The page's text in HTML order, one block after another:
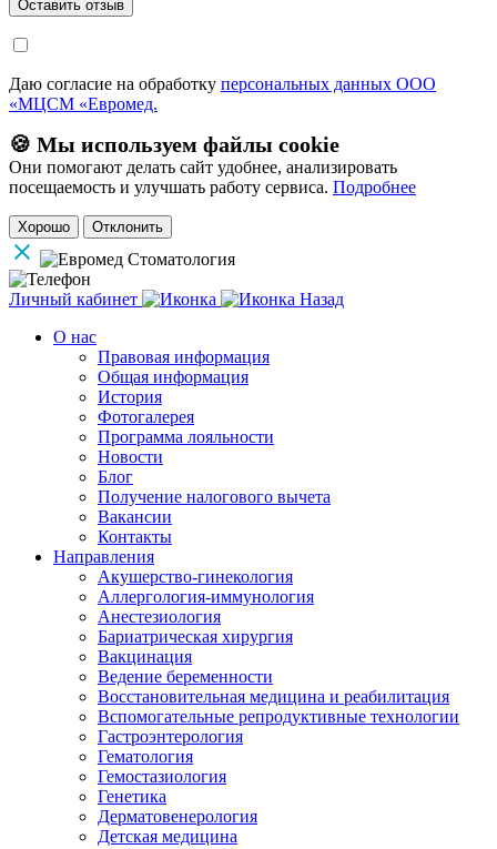
Даю согласие на обработку персональных данных ООО
«МЦСМ «Евромед.
🍪 Мы используем файлы cookie
Они помогают делать сайт удобнее, анализировать
посещаемость и улучшать работу сервиса. Подробнее
Хорошо Отклонить
Личный кабинет
Назад
О нас
Правовая информация
Общая информация
История
Фотогалерея
Программа лояльности
Новости
Блог
Получение налогового вычета
Вакансии
Контакты
Направления
Акушерство-гинекология
Аллергология-иммунология
Анестезиология
Бариатрическая хирургия
Вакцинация
Ведение беременности
Восстановительная медицина и реабилитация
Вспомогательные репродуктивные технологии
Гастроэнтерология
Гематология
Гемостазиология
Генетика
Дерматовенерология
Детская медицина